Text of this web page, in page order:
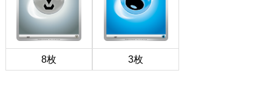
8枚 3枚